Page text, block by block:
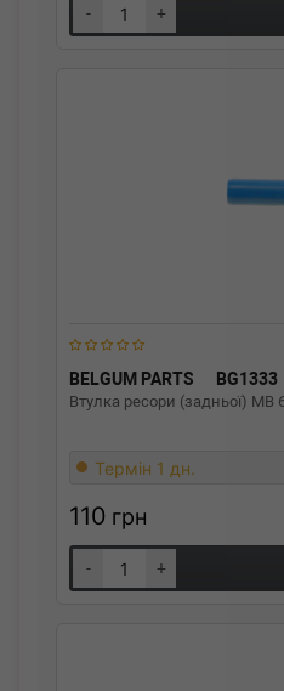
- +
BELGUM PARTS BG1333
Втулка ресори (задньої) MB
Термін 1 дн.
110 грн
- +